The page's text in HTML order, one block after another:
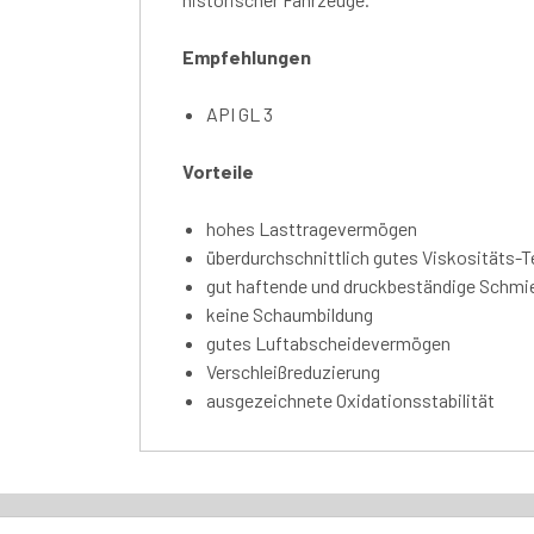
Empfehlungen
API GL 3
Vorteile
hohes Lasttragevermögen
überdurchschnittlich gutes Viskositäts-
gut haftende und druckbeständige
keine Schaumbildung
gutes Luftabscheidevermögen
Verschleißreduzierung
ausgezeichnete Oxidationsstabilität